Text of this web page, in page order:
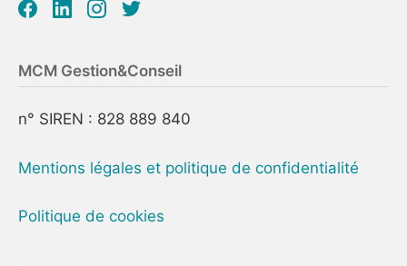
MCM Gestion&Conseil
n° SIREN : 828 889 840
Mentions légales et politique de confidentialité
Politique de cookies